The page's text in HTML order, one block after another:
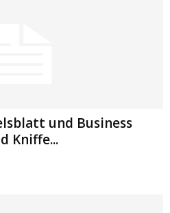
und Business
Kniffe...